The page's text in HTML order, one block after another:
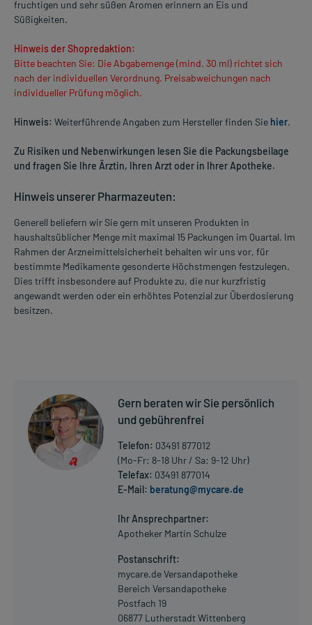
fruchtigen und sehr süßen Aromen erinnern an Eis und
Süßigkeiten.
Hinweis der Shopredaktion:
Bitte beachten Sie: Die Abgabemenge (mind. 30 ml) richtet sich
nach der individuellen Verordnung. Preisabweichungen nach
individueller Prüfung möglich.
Hinweis: Weiterführende Angaben zum Hersteller finden Sie hier.
Zu Risiken und Nebenwirkungen lesen Sie die Packungsbeilage
und fragen Sie Ihre Ärztin, Ihren Arzt oder in Ihrer Apotheke.
Hinweis unserer Pharmazeuten:
Generell beliefern wir Sie gern mit unseren Produkten in
haushaltsüblicher Menge mit maximal 15 Packungen im Quartal. Im
Rahmen der Arzneimittelsicherheit behalten wir uns vor, für
bestimmte Medikamente gesonderte Höchstmengen festzulegen.
Dies trifft insbesondere auf Produkte zu, die nur kurzfristig
angewandt werden oder ein erhöhtes Potenzial zur Überdosierung
besitzen.
Gern beraten wir Sie persönlich
und gebührenfrei
Telefon: 03491 877012
(Mo-Fr: 8-18 Uhr / Sa: 9-12 Uhr)
Telefax: 03491 877014
E-Mail: beratung@mycare.de
Ihr Ansprechpartner:
Apotheker Martin Schulze
Postanschrift:
mycare.de Versandapotheke
Bereich Versandapotheke
Postfach 19
06877 Lutherstadt Wittenberg